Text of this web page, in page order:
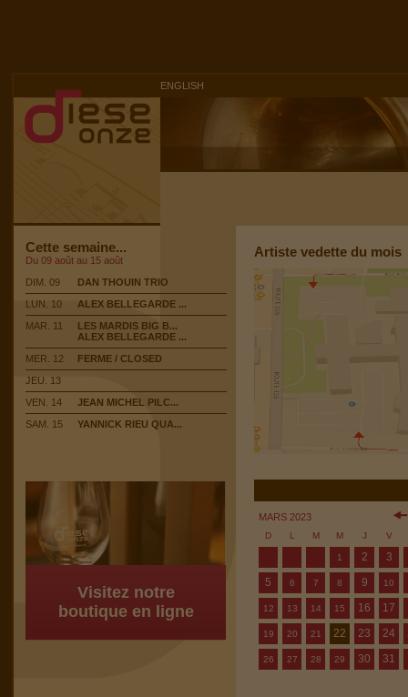
ENGLISH
Cette semaine...
Du 09 août au 15 août
DIM. 09
DAN THOUIN TRIO
LUN. 10
ALEX BELLEGARDE ...
MAR. 11
LES MARDIS BIG B...
ALEX BELLEGARDE ...
MER. 12
FERME / CLOSED
JEU. 13
VEN. 14
JEAN MICHEL PILC...
SAM. 15
YANNICK RIEU QUA...
Visitez notre
boutique en ligne
Artiste vedette du mois
MARS 2023
D L M M J V
1 2
3
5
6 7 8 9 10
12 13 14 15 16 17
19 20 21 22 23 24
26 27 28 29 30 31